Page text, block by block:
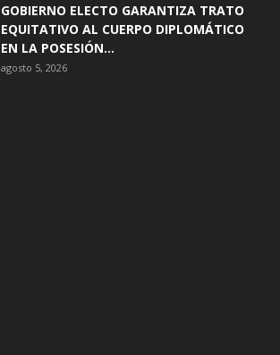
GOBIERNO ELECTO GARANTIZA TRATO
EQUITATIVO AL CUERPO DIPLOMÁTICO
EN LA POSESIÓN...
agosto 5, 2026